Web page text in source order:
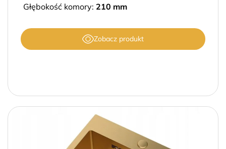
Głębokość komory: 210 mm
Zobacz produkt